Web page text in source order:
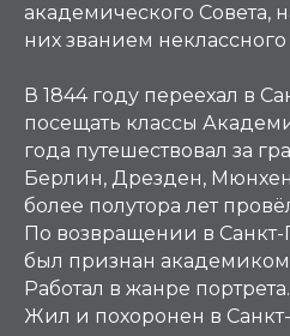
академического Cовета,
них званием
В 1844 году переехал в
посещать классы
года путешествовал за
Берлин, Дрезден,
более полутора лет
По возвращении в Санкт-
был признан
Работал в жанре портрета.
Жил и похоронен в